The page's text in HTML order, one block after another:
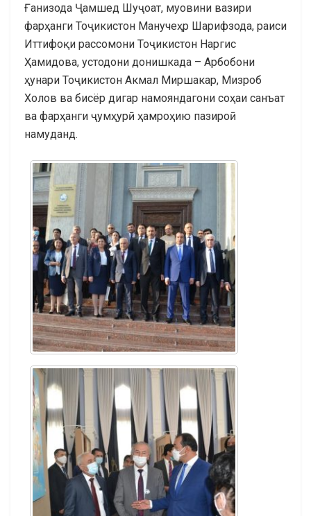
Ғанизода Ҷамшед Шуҷоат, муовини вазири
фарҳанги Тоҷикистон Манучеҳр Шарифзода, раиси
Иттифоқи рассомони Тоҷикистон Наргис
Ҳамидова, устодони донишкада – Арбобони
ҳунари Тоҷикистон Акмал Миршакар, Мизроб
Холов ва бисёр дигар намояндагони соҳаи санъат
ва фарҳанги ҷумҳурӣ ҳамроҳию пазироӣ
намуданд.